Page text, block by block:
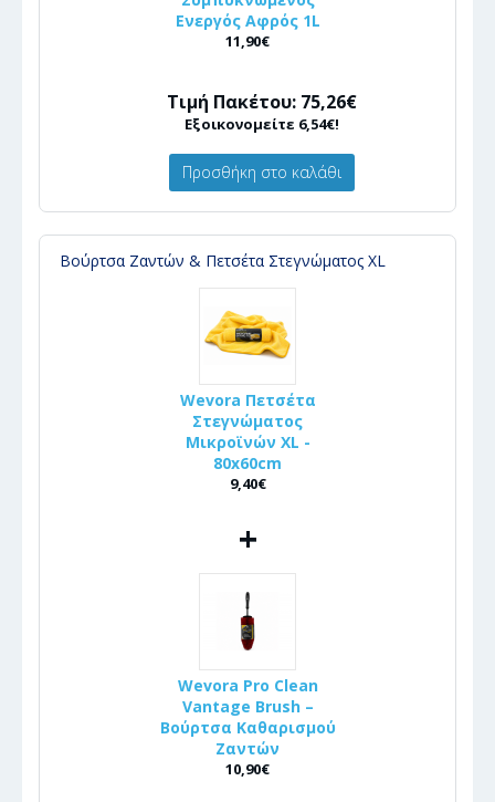
Ενεργός Αφρός 1L
11,90€
Τιμή Πακέτου: 75,26€
Εξοικονομείτε 6,54€!
Προσθήκη στο καλάθι
Βούρτσα Ζαντών & Πετσέτα Στεγνώματος XL
Wevora Πετσέτα
Στεγνώματος
Μικροϊνών XL -
80x60cm
9,40€
+
Wevora Pro Clean
Vantage Brush –
Βούρτσα Καθαρισμού
Ζαντών
10,90€